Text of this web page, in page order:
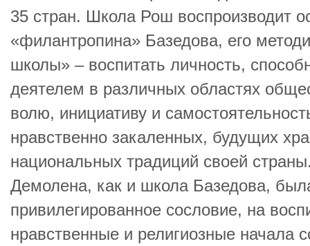
35 стран. Школа Рош воспроизводит
«филантропина» Базедова, его
школы» – воспитать личность,
деятелем в различных областях
волю, инициативу и
нравственно закаленных, будущих
национальных традиций своей
Демолена, как и школа Базедова,
привилегированное сословие, на
нравственные и религиозные начала